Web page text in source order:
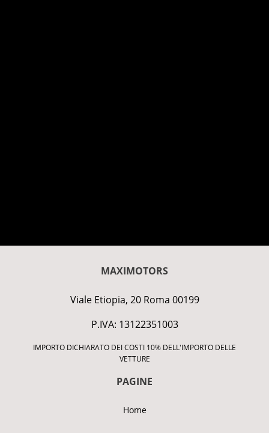
MAXIMOTORS
Viale Etiopia, 20 Roma 00199
P.IVA: 13122351003
IMPORTO DICHIARATO DEI COSTI 10% DELL'IMPORTO DELLE
VETTURE
PAGINE
Home